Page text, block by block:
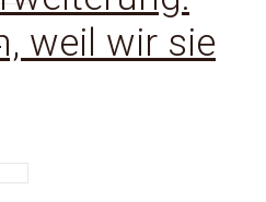
weil wir sie